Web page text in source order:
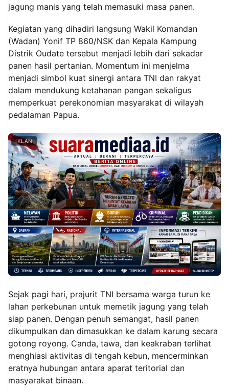
jagung manis yang telah memasuki masa panen.
Kegiatan yang dihadiri langsung Wakil Komandan
(Wadan) Yonif TP 860/NSK dan Kepala Kampung
Distrik Oudate tersebut menjadi lebih dari sekadar
panen hasil pertanian. Momentum ini menjelma
menjadi simbol kuat sinergi antara TNI dan rakyat
dalam mendukung ketahanan pangan sekaligus
memperkuat perekonomian masyarakat di wilayah
pedalaman Papua.
IKLAN
Sejak pagi hari, prajurit TNI bersama warga turun ke
lahan perkebunan untuk memetik jagung yang telah
siap panen. Dengan penuh semangat, hasil panen
dikumpulkan dan dimasukkan ke dalam karung secara
gotong royong. Canda, tawa, dan keakraban terlihat
menghiasi aktivitas di tengah kebun, mencerminkan
eratnya hubungan antara aparat teritorial dan
masyarakat binaan.